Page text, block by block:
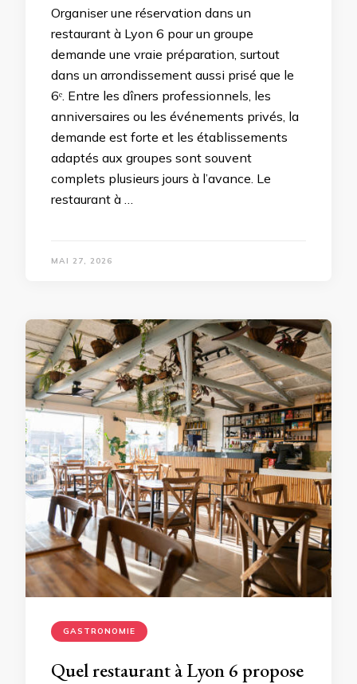
Organiser une réservation dans un
restaurant à Lyon 6 pour un groupe
demande une vraie préparation, surtout
dans un arrondissement aussi prisé que le
6ᵉ. Entre les dîners professionnels, les
anniversaires ou les événements privés, la
demande est forte et les établissements
adaptés aux groupes sont souvent
complets plusieurs jours à l’avance. Le
restaurant à …
MAI 27, 2026
GASTRONOMIE
Quel restaurant à Lyon 6 propose